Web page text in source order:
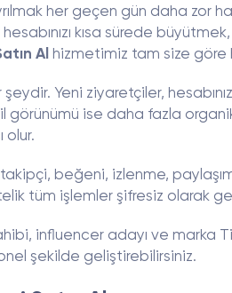
her geçen gün daha
kısa sürede
Al hizmetimiz tam size göre
Yeni ziyaretçiler,
ise daha fazla organik
olur.
beğeni, izlenme,
tüm işlemler şifresiz olarak
influencer adayı ve marka
şekilde geliştirebilirsiniz.